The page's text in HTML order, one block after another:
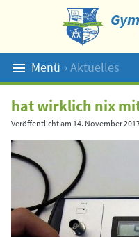
Menü › Aktuelles
Suche
hat wirklich nix
Veröffentlicht am 14. November